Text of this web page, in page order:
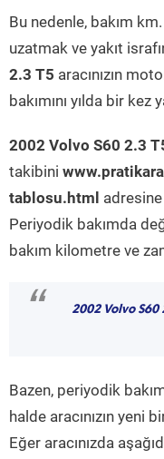
Bu nedenle, bakım
uzatmak ve yakıt
2.3 T5 aracınızın
bakımını yılda bir kez
2002 Volvo S60 2.3
takibini
tablosu.html
Periyodik bakımda
bakım kilometre ve
“ 2002 Volvo S60
Bazen, periyodik
halde aracınızın yeni
Eğer aracınızda